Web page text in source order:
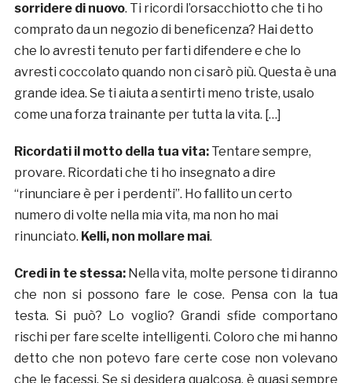
sorridere di nuovo. Ti ricordi l’orsacchiotto che ti ho
comprato da un negozio di beneficenza? Hai detto
che lo avresti tenuto per farti difendere e che lo
avresti coccolato quando non ci sarò più. Questa è una
grande idea. Se ti aiuta a sentirti meno triste, usalo
come una forza trainante per tutta la vita. […]
Ricordati il motto della tua vita: Tentare sempre,
provare. Ricordati che ti ho insegnato a dire
“rinunciare è per i perdenti”. Ho fallito un certo
numero di volte nella mia vita, ma non ho mai
rinunciato. Kelli, non mollare mai.
Credi in te stessa:Nella vita, molte persone ti diranno
che non si possono fare le cose. Pensa con la tua
testa. Si può? Lo voglio? Grandi sfide comportano
rischi per fare scelte intelligenti. Coloro che mi hanno
detto che non potevo fare certe cose non volevano
che le facessi. Se si desidera qualcosa, è quasi sempre